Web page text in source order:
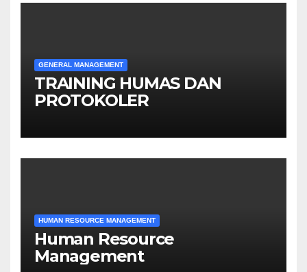
GENERAL MANAGEMENT
TRAINING HUMAS DAN
PROTOKOLER
HUMAN RESOURCE MANAGEMENT
Human Resource
Management